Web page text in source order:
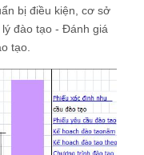
bị điều kiện, cơ sở
đào tạo - Đánh giá
tạo.